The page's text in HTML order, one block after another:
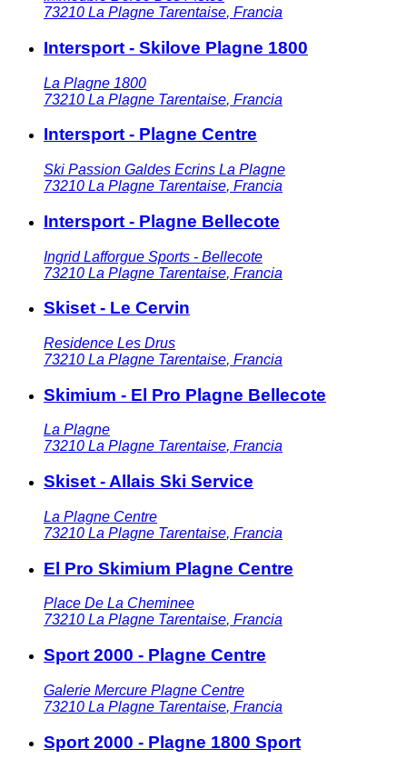
73210 La Plagne Tarentaise, Francia
Intersport - Skilove Plagne 1800
La Plagne 1800
73210 La Plagne Tarentaise, Francia
Intersport - Plagne Centre
Ski Passion Galdes Ecrins La Plagne
73210 La Plagne Tarentaise, Francia
Intersport - Plagne Bellecote
Ingrid Lafforgue Sports - Bellecote
73210 La Plagne Tarentaise, Francia
Skiset - Le Cervin
Residence Les Drus
73210 La Plagne Tarentaise, Francia
Skimium - El Pro Plagne Bellecote
La Plagne
73210 La Plagne Tarentaise, Francia
Skiset - Allais Ski Service
La Plagne Centre
73210 La Plagne Tarentaise, Francia
El Pro Skimium Plagne Centre
Place De La Cheminee
73210 La Plagne Tarentaise, Francia
Sport 2000 - Plagne Centre
Galerie Mercure Plagne Centre
73210 La Plagne Tarentaise, Francia
Sport 2000 - Plagne 1800 Sport